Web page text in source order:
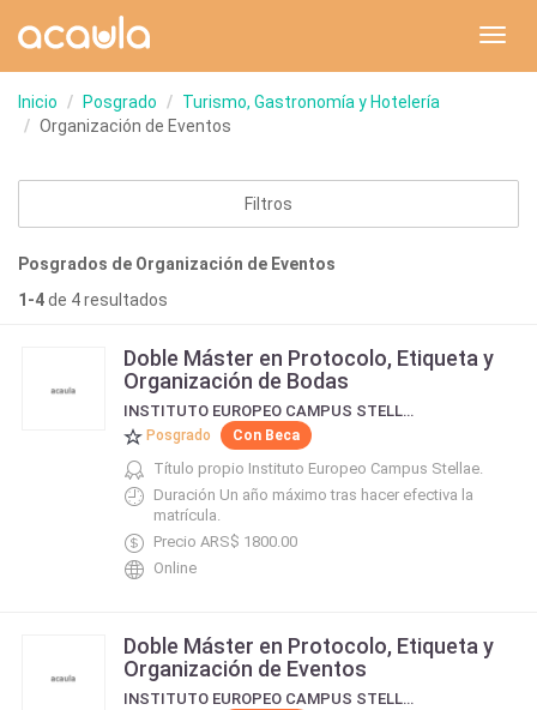
Inicio Posgrado
Turismo, Gastronomía y Hotelería
Organización de Eventos
Filtros
Posgrados de Organización de Eventos
1-4de 4 resultados
Doble Máster en Protocolo, Etiqueta y
Organización de Bodas
INSTITUTO EUROPEO CAMPUS STELLAE
Posgrado Con Beca
Título propio Instituto Europeo Campus Stellae.
Duración Un año máximo tras hacer efectiva la
matrícula.
Precio ARS$ 1800.00
Online
Doble Máster en Protocolo, Etiqueta y
Organización de Eventos
INSTITUTO EUROPEO CAMPUS STELLAE